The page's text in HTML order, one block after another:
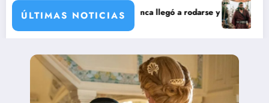
ÚLTIMAS NOTICIAS
de María Castro
Carmina Ordóñez que nunca llegó a rodarse y que convertía a Isabel
‘Sandokán’